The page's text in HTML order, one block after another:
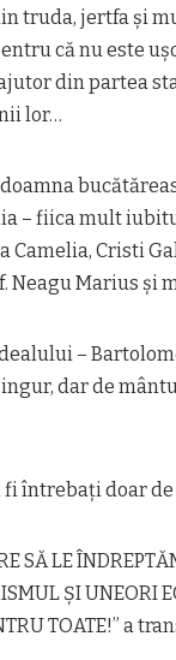
truda, jertfa și
că nu este
din partea
lor…
– fiica mult
Camelia, Cristi
Neagu Marius
–
dar de
întrebați doar de
SĂ LE
ȘI UNEORI
TOATE!” a